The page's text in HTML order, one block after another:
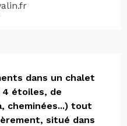
dans un chalet
4 étoiles, de
cheminées...) tout
situé dans